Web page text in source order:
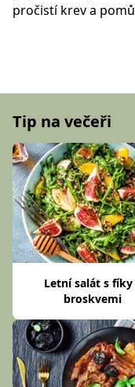
pročistí krev a
Tip na večeři
Letní salát s fíky
broskvemi